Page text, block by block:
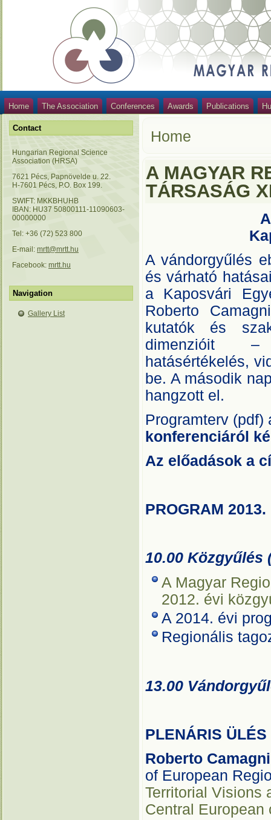
Home The Association Conferences Awards Publications
Contact
Hungarian Regional Science
Association (HRSA)
7621 Pécs, Papnövelde u. 22.
H-7601 Pécs, P.O. Box 199.
SWIFT: MKKBHUHB
IBAN: HU37 50800111-11090603-
00000000
Tel: +36 (72) 523 800
E-mail: mrtt@mrtt.hu
Facebook: mrtt.hu
Navigation
Gallery List
Home
A MAGYAR
TÁRSASÁG
A vándorgyűlés
és várható
a Kaposvári
Roberto
kutatók és
dimenzióit –
hatásértékelés,
be. A második
hangzott el.
Programterv
konferenciáról
Az előadások a
PROGRAM
10.00 Közgyűlés
A Magyar
2012. évi
A 2014. évi
Regionális
13.00
PLENÁRIS ÜLÉS
Roberto Camagni
of European
Territorial Visions
Central European